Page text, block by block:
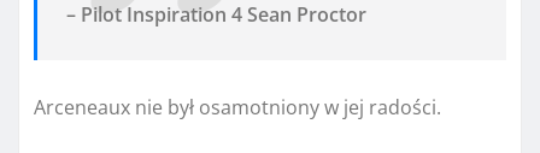
– Pilot Inspiration 4 Sean Proctor
Arceneaux nie był osamotniony w jej radości.